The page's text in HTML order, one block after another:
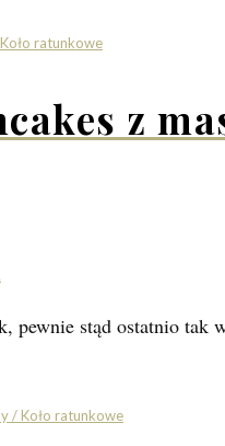
ratunkowe
z
pewnie stąd ostatnio tak
/ Koło ratunkowe